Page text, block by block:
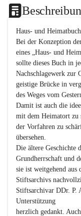
Haus- und Heimatbuch
Bei der Konzeption
eines „Haus- und
sollte dieses Buch in
Nachschlagewerk zur
geistige Brücke in
des Weges vom
Damit ist auch die
mit dem Heimatort zu
der Vorfahren zu
übersehen.
Die ältere Geschichte
Grundherrschaft und
sie ist weitgehend aus
Stiftsarchivs
Stiftsarchivar DDr. P.
Unterstützung
herzlich gedankt.